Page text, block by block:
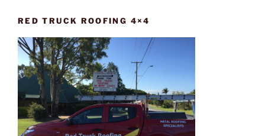
RED TRUCK ROOFING 4×4